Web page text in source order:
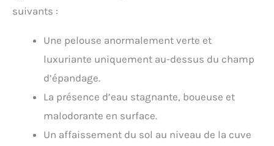
suivants :
Une pelouse anormalement verte et
luxuriante uniquement au-dessus du champ
d’épandage.
La présence d’eau stagnante, boueuse et
malodorante en surface.
Un affaissement du sol au niveau de la cuve